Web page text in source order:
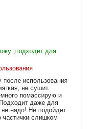
,подходит для
использования
не сушит.
помассирую и
даже для
не надо! Не подойдет
частички слишком